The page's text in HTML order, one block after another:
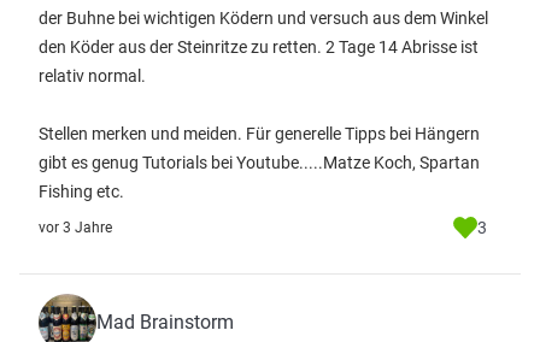
der Buhne bei wichtigen Ködern und versuch aus dem Winkel
den Köder aus der Steinritze zu retten. 2 Tage 14 Abrisse ist
relativ normal.
Stellen merken und meiden. Für generelle Tipps bei Hängern
gibt es genug Tutorials bei Youtube.....Matze Koch, Spartan
Fishing etc.
vor 3 Jahre 3
Mad Brainstorm